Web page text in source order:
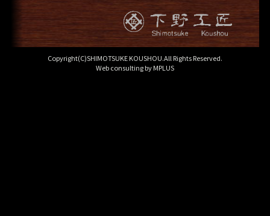
Copyright(C)SHIMOTSUKE KOUSHOU.All Rights Reserved.
Web consulting byMPLUS